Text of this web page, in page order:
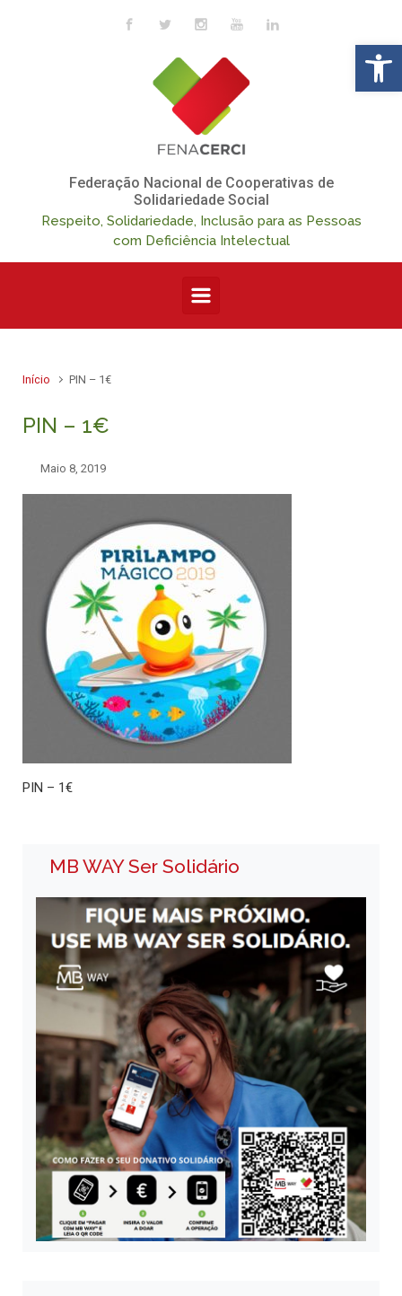
Skip to main content
Federação Nacional de Cooperativas de
Solidariedade Social
Respeito, Solidariedade, Inclusão para as Pessoas
com Deficiência Intelectual
Início PIN – 1€
PIN – 1€
Maio 8, 2019
PIN – 1€
MB WAY Ser Solidário